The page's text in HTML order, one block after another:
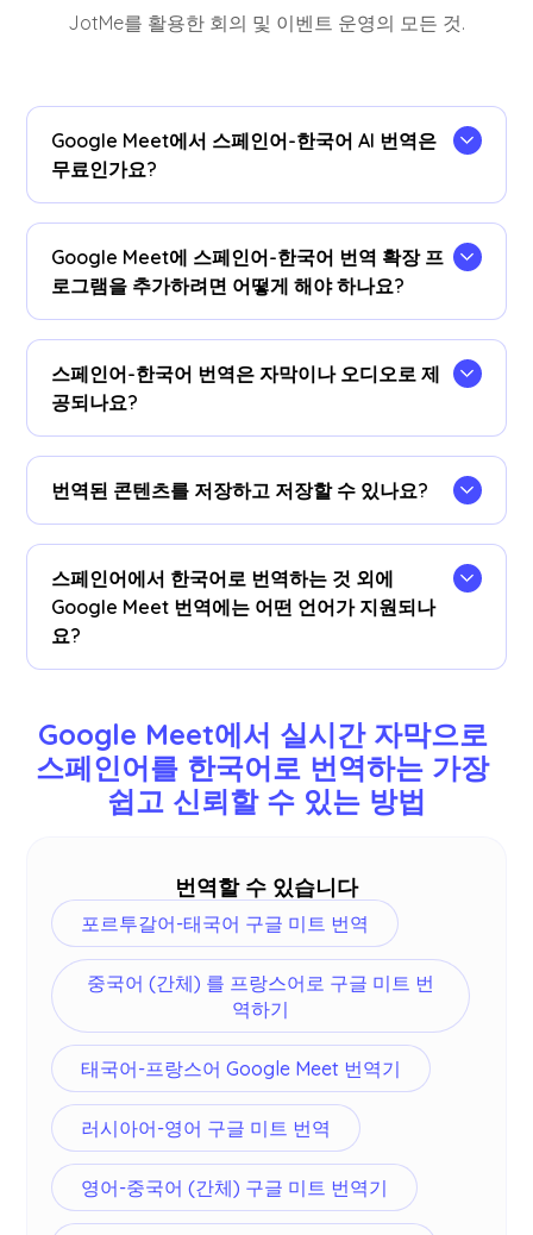
JotMe를 활용한 회의 및 이벤트 운영의 모든 것.
Google Meet에서 스페인어-한국어 AI 번역은
무료인가요?
많은 번역 시간을 할애할 수 있습니다.
Google Meet에 스페인어-한국어 번역 확장 프
로그램을 추가하려면 어떻게 해야 하나요?
본 설정을 지정하고, Google Meet에서 실시간으로
스페인어-한국어 AI 번역을 즉시 이용할 수 있습니
다.
스페인어-한국어 번역은 자막이나 오디오로 제
공되나요?
오 번역 옵션이 필요한 경우 당사에 문의하십시오.
번역된 콘텐츠를 저장하고 저장할 수 있나요?
니다계기반 .또한 회의가 끝난 후 대시 보드의 즐겨
사용하는 문서 도구에 대화 내용 및 번역본을 복사
하여 붙여 넣을 수 있습니다.
스페인어에서 한국어로 번역하는 것 외에
Google Meet 번역에는 어떤 언어가 지원되나
요?
스페인어, 포르투갈어, 프랑스어, 독일어, 스웨덴어,
핀란드어, 아랍어, 힌디어, 우르두어, 터키어, 노르웨
이어, 이탈리아어, 버마어, 러시아어, 필리핀어, 스와
Google Meet에서 실시간 자막으로
스페인어를 한국어로 번역하는 가장
쉽고 신뢰할 수 있는 방법
번역할 수 있습니다
포르투갈어-태국어 구글 미트 번역
중국어 (간체) 를 프랑스어로 구글 미트 번
역하기
태국어-프랑스어 Google Meet 번역기
러시아어-영어 구글 미트 번역
영어-중국어 (간체) 구글 미트 번역기